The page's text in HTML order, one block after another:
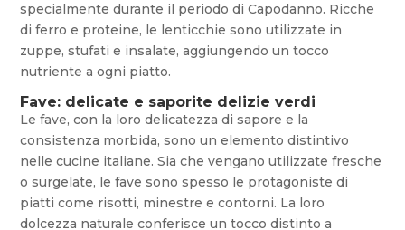
specialmente durante il periodo di Capodanno. Ricche
di ferro e proteine, le lenticchie sono utilizzate in
zuppe, stufati e insalate, aggiungendo un tocco
nutriente a ogni piatto.
Fave: delicate e saporite delizie verdi
Le fave, con la loro delicatezza di sapore e la
consistenza morbida, sono un elemento distintivo
nelle cucine italiane. Sia che vengano utilizzate fresche
o surgelate, le fave sono spesso le protagoniste di
piatti come risotti, minestre e contorni. La loro
dolcezza naturale conferisce un tocco distinto a